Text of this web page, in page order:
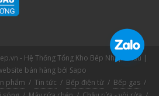
- Hệ Thống Tổng Kho Bếp Nhập Khẩu |
bán hàng bởi Sapo
phẩm / Tin tức / Bếp điện từ / Bếp gas /